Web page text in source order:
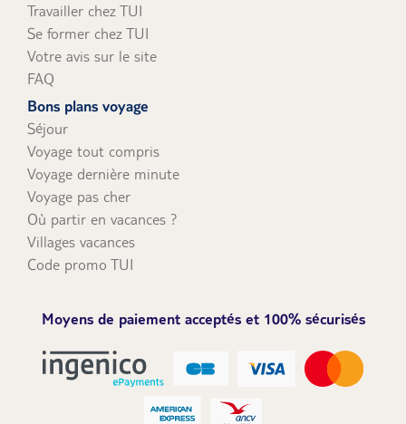
Travailler chez TUI
Se former chez TUI
Votre avis sur le site
FAQ
Bons plans voyage
Séjour
Voyage tout compris
Voyage dernière minute
Voyage pas cher
Où partir en vacances ?
Villages vacances
Code promo TUI
Moyens de paiement acceptés et 100% sécurisés